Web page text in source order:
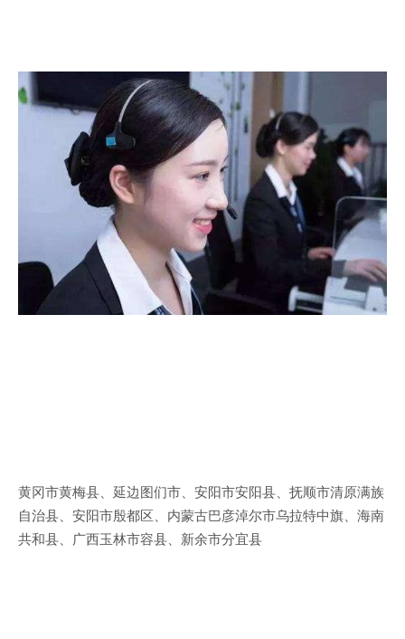
黄冈市黄梅县、延边图们市、安阳市安阳县、抚顺市清原满族
自治县、安阳市殷都区、内蒙古巴彦淖尔市乌拉特中旗、海南
共和县、广西玉林市容县、新余市分宜县